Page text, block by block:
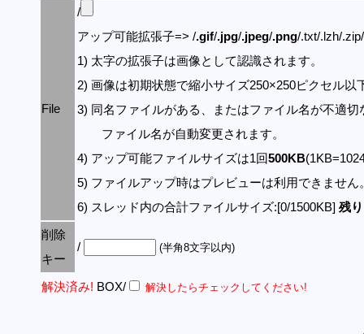
File
/
アップ可能拡張子=> /.gif/.jpg/.jpeg/.png/.txt/.lzh/
1) 太字の拡張子は画像として認識されます。
2) 画像は初期状態で縮小サイズ250×250ピクセル以
3) 同名ファイルがある、またはファイル名が不適切
ファイル名が自動変更されます。
4) アップ可能ファイルサイズは1回500KB
5) ファイルアップ時はプレビューは利用できません
6) スレッド内の合計ファイルサイズ:[0/1500KB] 残
削除
キー
/ (半角8文字以内)
解決済み! BOX/ 解決したらチェックしてください!